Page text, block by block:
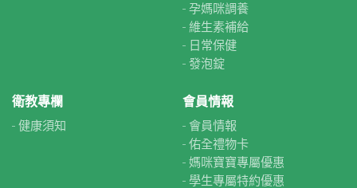
孕媽咪調養
維生素補給
日常保健
發泡錠
衛教專欄
健康須知
會員情報
會員情報
佑全禮物卡
媽咪寶寶專屬優惠
學生專屬特約優惠